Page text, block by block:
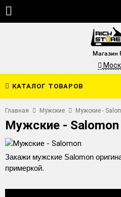
Магазин
КАТАЛОГ ТОВАРОВ
Главная Мужские Мужские -
Мужские - Salomon
Закажи мужские Salomon
примеркой.